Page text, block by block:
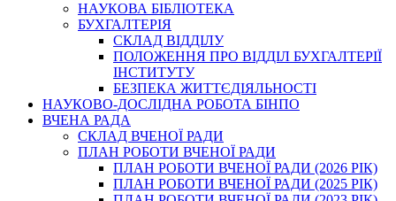
НАУКОВА БІБЛІОТЕКА
БУХГАЛТЕРІЯ
СКЛАД ВІДДІЛУ
ПОЛОЖЕННЯ ПРО ВІДДІЛ БУХГАЛТЕРІЇ
ІНСТИТУТУ
БЕЗПЕКА ЖИТТЄДІЯЛЬНОСТІ
НАУКОВО-ДОСЛІДНА РОБОТА БІНПО
ВЧЕНА РАДА
СКЛАД ВЧЕНОЇ РАДИ
ПЛАН РОБОТИ ВЧЕНОЇ РАДИ
ПЛАН РОБОТИ ВЧЕНОЇ РАДИ (2026 РІК)
ПЛАН РОБОТИ ВЧЕНОЇ РАДИ (2025 РІК)